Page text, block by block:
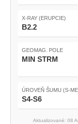
X-RAY (ERUPCIE)
B2.2
GEOMAG. POLE
MIN STRM
ÚROVEŇ ŠUMU (S-
S4-S6
Aktualizované: 08